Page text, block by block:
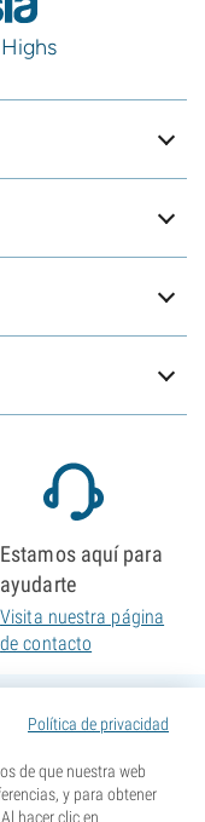
Política de privacidad
de que nuestra web
y para obtener
hacer clic en
Estamos aquí para
ayudarte
Visita nuestra página
de contacto